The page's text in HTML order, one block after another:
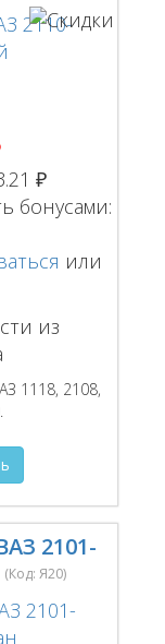
₽
бонусами:
или
из
1118, 2108,
2101-
(Код: Я20)